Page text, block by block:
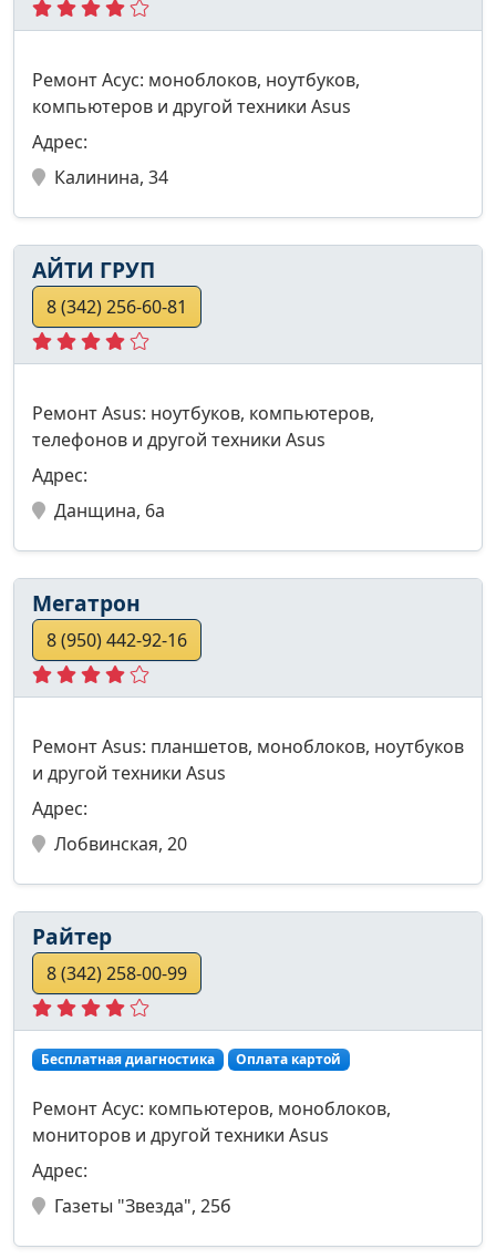
Ремонт Асус: моноблоков, ноутбуков,
компьютеров и другой техники Asus
Адрес:
Калинина, 34
АЙТИ ГРУП
8 (342) 256-60-81
Ремонт Asus: ноутбуков, компьютеров,
телефонов и другой техники Asus
Адрес:
Данщина, 6а
Мегатрон
8 (950) 442-92-16
Ремонт Asus: планшетов, моноблоков, ноутбуков
и другой техники Asus
Адрес:
Лобвинская, 20
Райтер
8 (342) 258-00-99
Бесплатная диагностика Оплата картой
Ремонт Асус: компьютеров, моноблоков,
мониторов и другой техники Asus
Адрес:
Газеты "Звезда", 25б